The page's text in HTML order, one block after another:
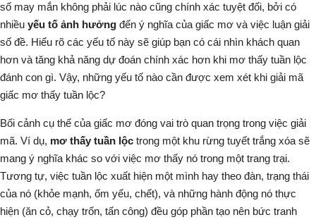
số may mắn không phải lúc nào cũng chính xác tuyệt đối, bởi có
nhiều yếu tố ảnh hưởng đến ý nghĩa của giấc mơ và việc luận giải
số đề. Hiểu rõ các yếu tố này sẽ giúp bạn có cái nhìn khách quan
hơn và tăng khả năng dự đoán chính xác hơn khi mơ thấy tuần lộc
đánh con gì. Vậy, những yếu tố nào cần được xem xét khi giải mã
giấc mơ thấy tuần lộc?
Bối cảnh cụ thể của giấc mơ đóng vai trò quan trọng trong việc giải
mã. Ví dụ, mơ thấy tuần lộc trong một khu rừng tuyết trắng xóa sẽ
mang ý nghĩa khác so với việc mơ thấy nó trong một trang trại.
Tương tự, việc tuần lộc xuất hiện một mình hay theo đàn, trạng thái
của nó (khỏe mạnh, ốm yếu, chết), và những hành động nó thực
hiện (ăn cỏ, chạy trốn, tấn công) đều góp phần tạo nên bức tranh